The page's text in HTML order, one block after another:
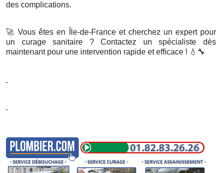
des complications.
🚀 Vous êtes en Île-de-France et cherchez un expert pour
un curage sanitaire ? Contactez un spécialiste dès
maintenant pour une intervention rapide et efficace ! 💧🔧